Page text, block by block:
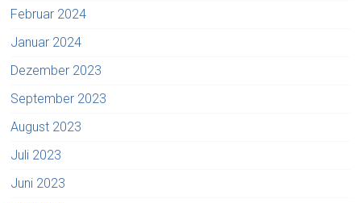
Februar 2024
Januar 2024
Dezember 2023
September 2023
August 2023
Juli 2023
Juni 2023